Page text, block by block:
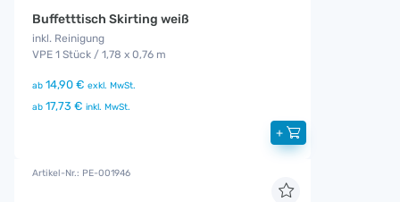
Buffetttisch Skirting weiß
inkl. Reinigung
VPE 1 Stück / 1,78 x 0,76 m
ab 14,90 € exkl. MwSt.
ab 17,73 € inkl. MwSt.
+
Artikel-Nr.: PE-001946